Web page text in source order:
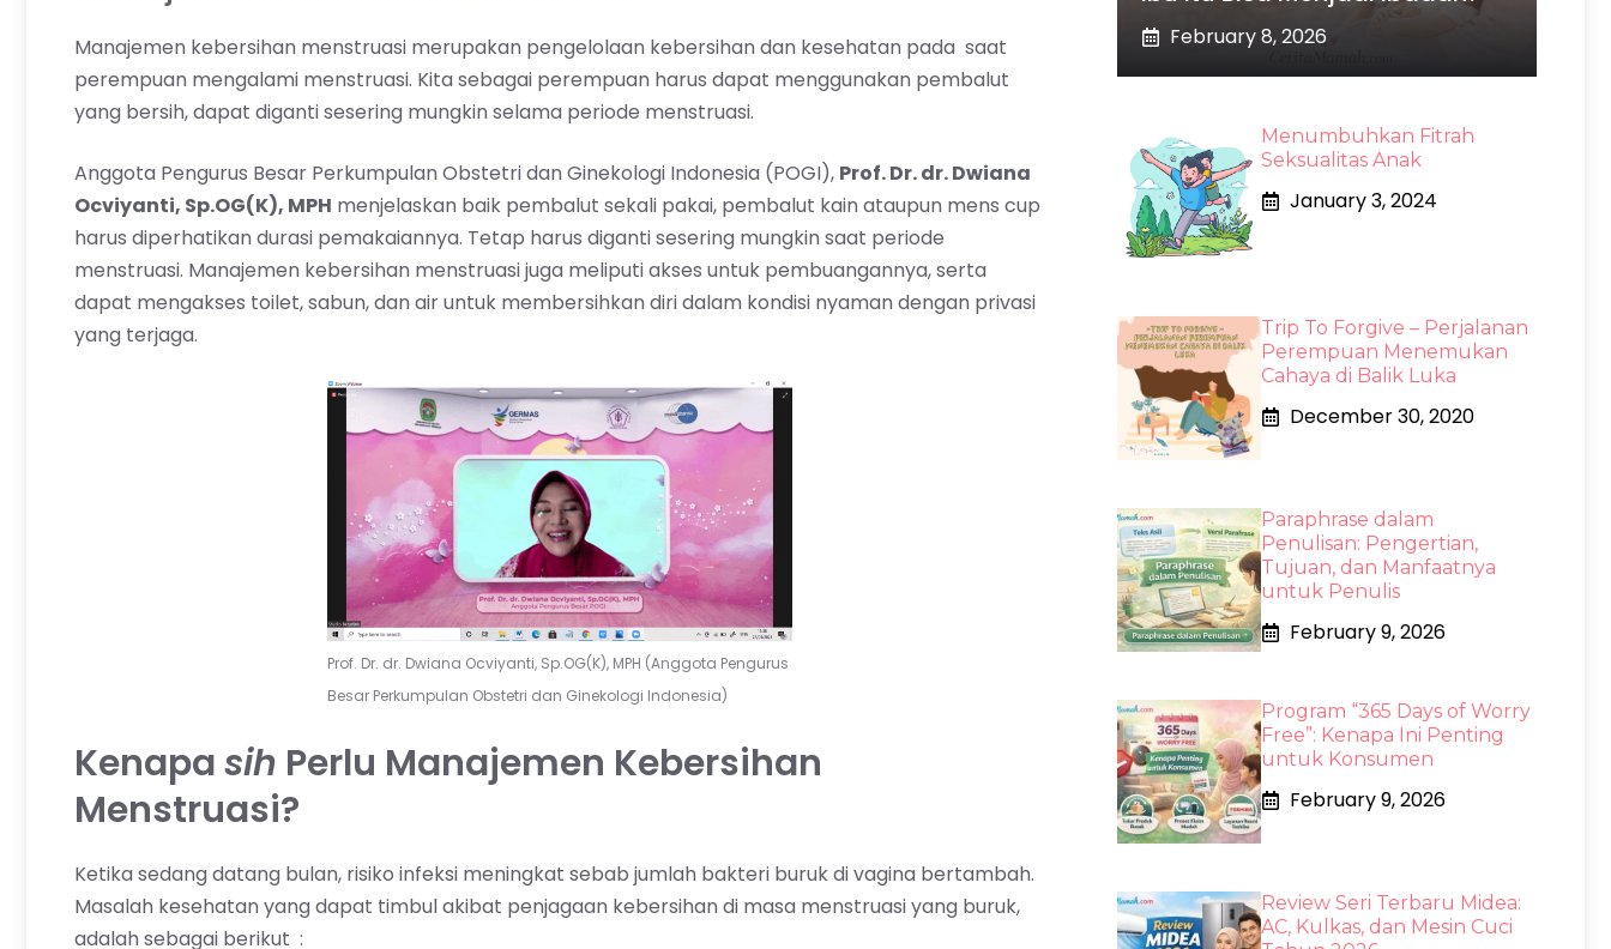
Manajemen kebersihan menstruasi merupakan pengelolaan kebersihan dan kesehatan pada saat
perempuan mengalami menstruasi. Kita sebagai perempuan harus dapat menggunakan pembalut
yang bersih, dapat diganti sesering mungkin selama periode menstruasi.
Anggota Pengurus Besar Perkumpulan Obstetri dan Ginekologi Indonesia (POGI), Prof. Dr. dr. Dwiana
Ocviyanti, Sp.OG(K), MPH menjelaskan baik pembalut sekali pakai, pembalut kain ataupun mens cup
harus diperhatikan durasi pemakaiannya. Tetap harus diganti sesering mungkin saat periode
menstruasi. Manajemen kebersihan menstruasi juga meliputi akses untuk pembuangannya, serta
dapat mengakses toilet, sabun, dan air untuk membersihkan diri dalam kondisi nyaman dengan privasi
yang terjaga.
Prof. Dr. dr. Dwiana Ocviyanti, Sp.OG(K), MPH (Anggota Pengurus
Besar Perkumpulan Obstetri dan Ginekologi Indonesia)
Kenapasih Perlu Manajemen Kebersihan
Menstruasi?
Ketika sedang datang bulan, risiko infeksi meningkat sebab jumlah bakteri buruk di vagina bertambah.
Masalah kesehatan yang dapat timbul akibat penjagaan kebersihan di masa menstruasi yang buruk,
adalah sebagai berikut :
February 8, 2026
Menumbuhkan Fitrah
Seksualitas Anak
January 3, 2024
Trip To Forgive – Perjalanan
Perempuan Menemukan
Cahaya di Balik Luka
December 30, 2020
Paraphrase dalam
Penulisan: Pengertian,
Tujuan, dan Manfaatnya
untuk Penulis
February 9, 2026
Program “365 Days of Worry
Free”: Kenapa Ini Penting
untuk Konsumen
February 9, 2026
Review Seri Terbaru Midea:
AC, Kulkas, dan Mesin Cuci